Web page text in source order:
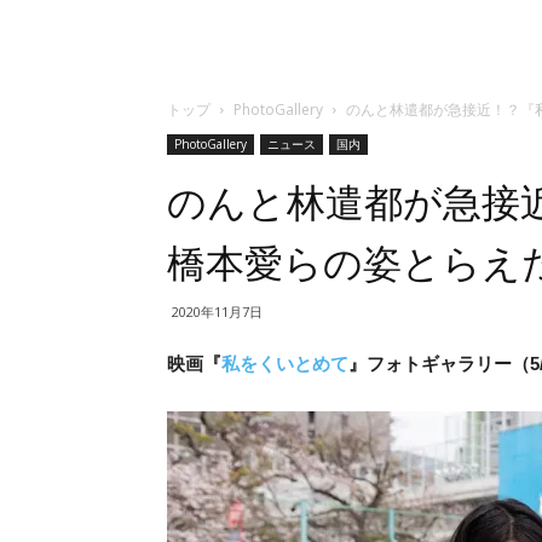
トップ PhotoGallery のんと林遣都が急接近！？
PhotoGallery ニュース 国内
のんと林遣都が急接
橋本愛らの姿とらえ
2020年11月7日
映画『私をくいとめて 』フォトギャラリー（